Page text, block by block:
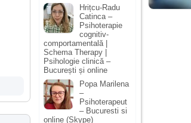
Hrițcu-Radu
Catinca –
Psihoterapie
cognitiv-
comportamentală |
Schema Therapy |
Psihologie clinică –
București și online
Popa Marilena
–
Psihoterapeut
– Bucuresti si
online (Skype)